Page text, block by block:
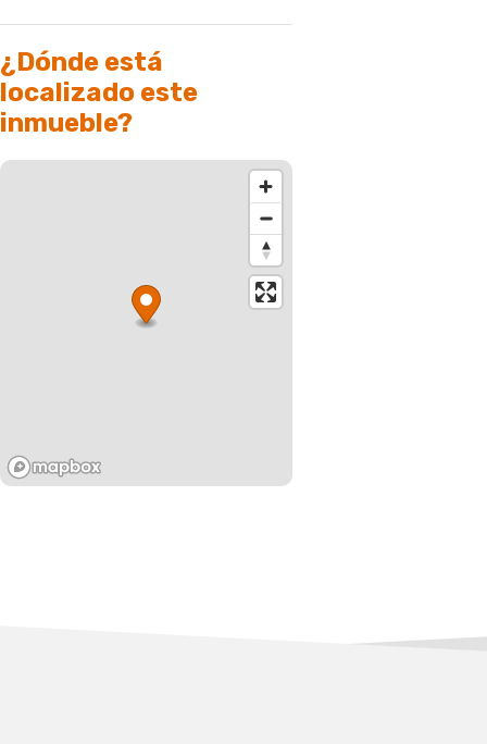
¿Dónde está
localizado este
inmueble?